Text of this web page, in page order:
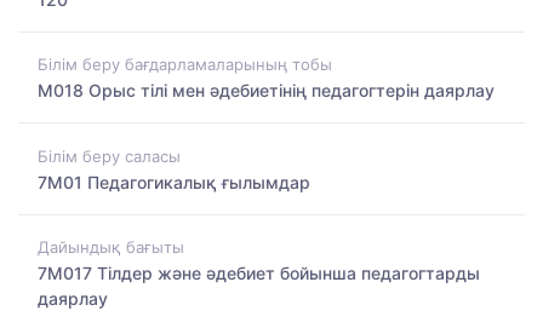
Білім беру бағдарламаларының тобы
M018 Орыс тілі мен әдебиетінің педагогтерін даярлау
Білім беру саласы
7M01 Педагогикалық ғылымдар
Дайындық бағыты
7M017 Тілдер және әдебиет бойынша педагогтарды
даярлау